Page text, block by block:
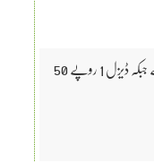
پیٹرول 3 روپے 19 پیسے جبکہ ڈیزل 1 روپے 50